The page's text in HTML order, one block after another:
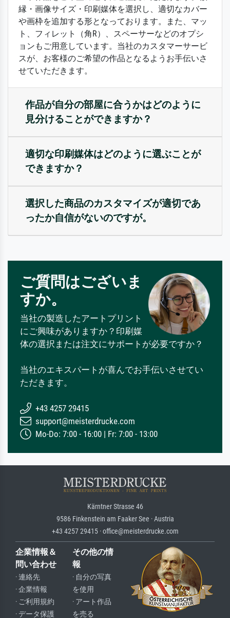
縁・画像サイズ・印刷媒体を選択し、適切なカバー
や画枠を追加する形となっております。また、マッ
ト、フィレット（角R）、スペーサーなどのオプシ
ョンもご用意しています。当社のカスタマーサービ
スが、お客様のご希望の作品となるようお手伝いさ
せていただきます。
作品が自分の部屋に合うかはどのように
見分けることができますか？
適切な印刷媒体はどのように選ぶことが
できますか？
選択した商品のカスタマイズが適切であ
ったか自信がないのですが。
ご質問はございま
すか。
当社の製造したアートプリント
にご興味がありますか？印刷媒
体の選択または注文にサポートが必要ですか？
当社のエキスパートが喜んでお手伝いさせてい
ただきます。
+43 4257 29415
support@meisterdrucke.com
Mo-Do: 7:00 - 16:00 | Fr: 7:00 - 13:00
Kärntner Strasse 46
9586 Finkenstein am Faaker See · Austria
+43 4257 29415 · office@meisterdrucke.com
企業情報＆
問い合わせ
· 連絡先
· 企業情報
· ご利用規約
· データ保護
その他の情
報
· 自分の写真
を使用
· アート作品
を売る